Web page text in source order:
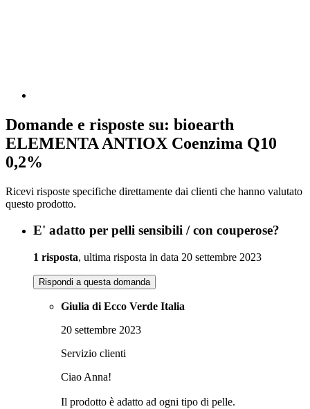
Domande e risposte su: bioearth
ELEMENTA ANTIOX Coenzima Q10
0,2%
Ricevi risposte specifiche direttamente dai clienti che hanno valutato
questo prodotto.
E' adatto per pelli sensibili / con couperose?
1 risposta, ultima risposta in data 20 settembre 2023
Rispondi a questa domanda
Giulia di Ecco Verde Italia
20 settembre 2023
Servizio clienti
Ciao Anna!
Il prodotto è adatto ad ogni tipo di pelle.